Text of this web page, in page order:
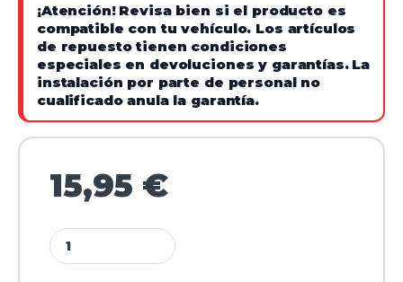
¡Atención! Revisa bien si el producto es
compatible con tu vehículo. Los artículos
de repuesto tienen condiciones
especiales en devoluciones y garantías. La
instalación por parte de personal no
cualificado anula la garantía.
15,95 €